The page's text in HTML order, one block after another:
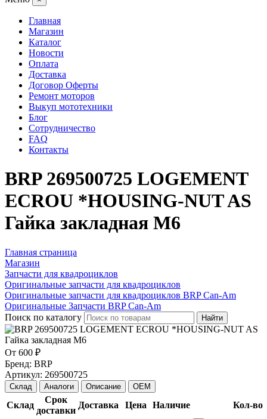
Главная
Магазин
Каталог
Новости
Оплата
Доставка
Договор Оферты
Ремонт моторов
Выкуп мототехники
Блог
Сотрудничество
FAQ
Контакты
BRP 269500725 LOGEMENT
ECROU *HOUSING-NUT AS
Гайка закладная M6
Главная страница
Магазин
Запчасти для квадроциклов
Оригинальные запчасти для квадроциклов
Оригинальные запчасти для квадроциклов BRP Can-Am
Оригинальные Запчасти BRP Can-Am
Поиск по каталогу
Найти
От 600 ₽
Бренд: BRP
Артикул: 269500725
Склад Аналоги Описание OEM
Склад
Срок
доставки
Доставка Цена Наличие Кол-во